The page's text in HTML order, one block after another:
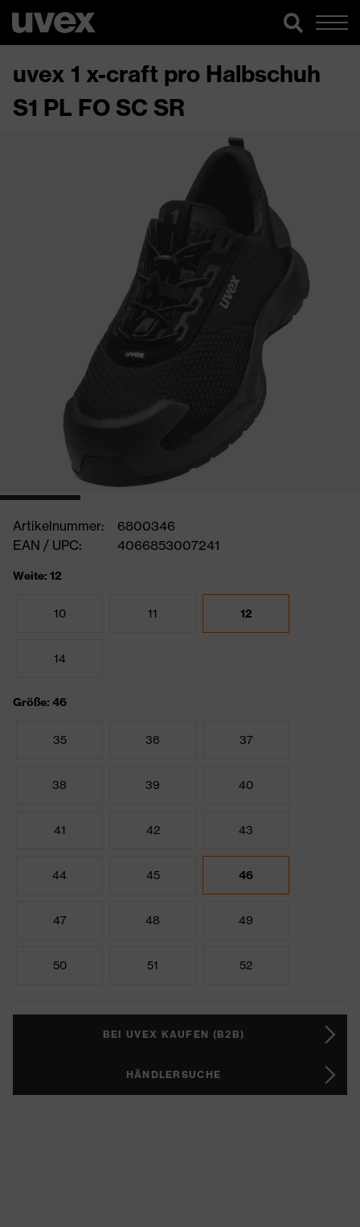
uvex 1 x-craft pro Halbschuh
S1 PL FO SC SR
Artikelnummer:
6800346
EAN / UPC:
4066853007241
Weite: 12
10 11 12
14
Größe: 46
35 36 37
38 39 40
41 42 43
44 45 46
47 48 49
50 51 52
BEI UVEX KAUFEN (B2B)
HÄNDLERSUCHE